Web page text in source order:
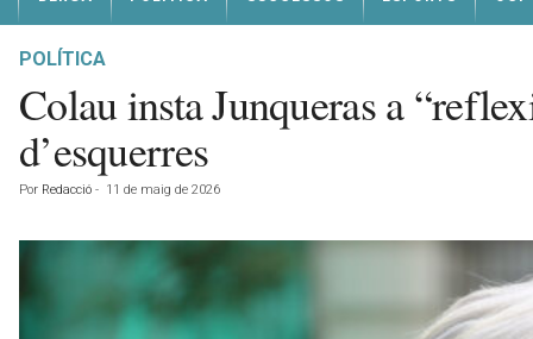
t
POLÍTICA
Colau insta Junqueras a
d’esquerres
Por Redacció - 11 de maig de 2026